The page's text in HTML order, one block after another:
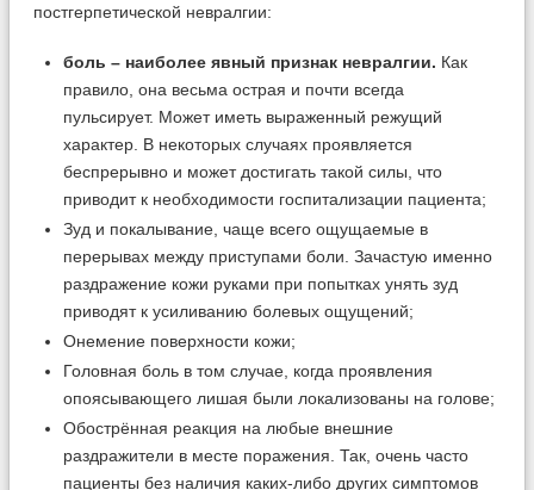
постгерпетической невралгии:
боль – наиболее явный признак невралгии. Как
правило, она весьма острая и почти всегда
пульсирует. Может иметь выраженный режущий
характер. В некоторых случаях проявляется
беспрерывно и может достигать такой силы, что
приводит к необходимости госпитализации пациента;
Зуд и покалывание, чаще всего ощущаемые в
перерывах между приступами боли. Зачастую именно
раздражение кожи руками при попытках унять зуд
приводят к усиливанию болевых ощущений;
Онемение поверхности кожи;
Головная боль в том случае, когда проявления
опоясывающего лишая были локализованы на голове;
Обострённая реакция на любые внешние
раздражители в месте поражения. Так, очень часто
пациенты без наличия каких-либо других симптомов